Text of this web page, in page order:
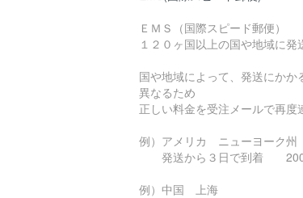
ＥＭＳ（国際スピード郵便）
１２０ヶ国以上の国や地域に発
国や地域によって、発送にかか
異なるため
正しい料金を受注メールで再度
例）アメリカ ニューヨーク州
発送から３日で到着
例）中国 上海